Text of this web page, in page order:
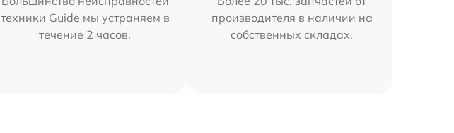
техники Guide мы устраняем в
течение 2 часов.
производителя в наличии на
собственных складах.